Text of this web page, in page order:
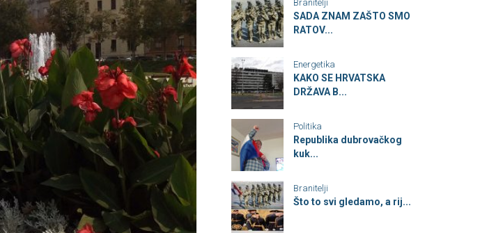
Branitelji
SADA ZNAM ZAŠTO SMO
RATOV...
Energetika
KAKO SE HRVATSKA
DRŽAVA B...
Politika
Republika dubrovačkog
kuk...
Branitelji
Što to svi gledamo, a rij...